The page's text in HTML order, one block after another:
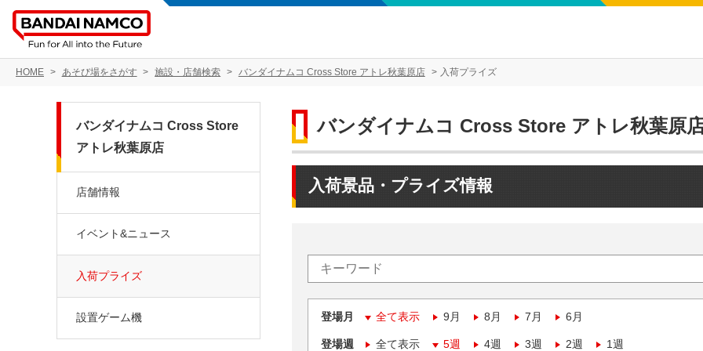
HOME あそび場をさがす 施設・店舗検索 バンダイナムコ Cross Store アトレ秋葉原店 入荷プライズ
バンダイナムコ Cross Store アトレ秋葉原
入荷景品・プライズ情報
登場月 全て表示 9月 8月 7月 6月
登場週 全て表示 5週 4週 3週 2週 1週
バンダイナムコ Cross Store
アトレ秋葉原店
店舗情報
イベント&ニュース
入荷プライズ
設置ゲーム機